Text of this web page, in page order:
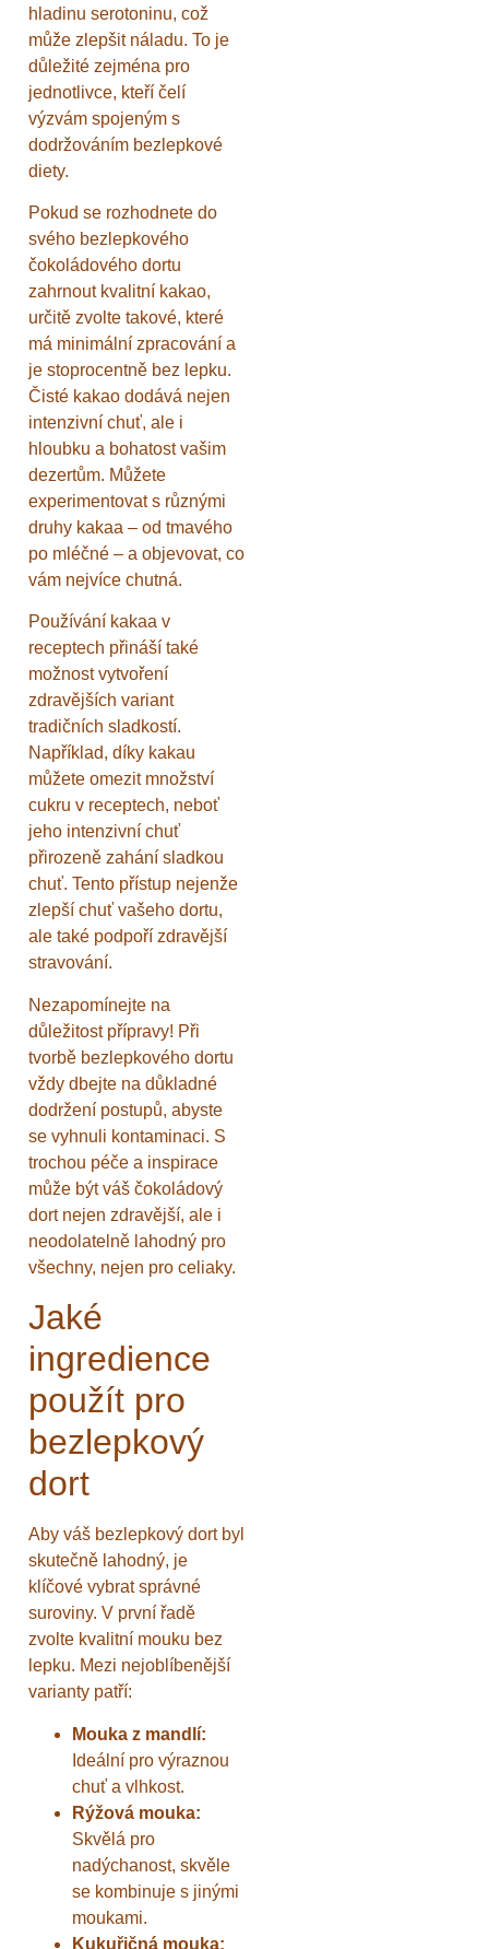
hladinu serotoninu, což
může zlepšit náladu. To je
důležité zejména pro
jednotlivce, kteří čelí
výzvám spojeným s
dodržováním bezlepkové
diety.
Pokud se rozhodnete do
svého bezlepkového
čokoládového dortu
zahrnout kvalitní kakao,
určitě zvolte takové, které
má minimální zpracování a
je stoprocentně bez lepku.
Čisté kakao dodává nejen
intenzivní chuť, ale i
hloubku a bohatost vašim
dezertům. Můžete
experimentovat s různými
druhy kakaa – od tmavého
po mléčné – a objevovat, co
vám nejvíce chutná.
Používání kakaa v
receptech přináší také
možnost vytvoření
zdravějších variant
tradičních sladkostí.
Například, díky kakau
můžete omezit množství
cukru v receptech, neboť
jeho intenzivní chuť
přirozeně zahání sladkou
chuť. Tento přístup nejenže
zlepší chuť vašeho dortu,
ale také podpoří zdravější
stravování.
Nezapomínejte na
důležitost přípravy! Při
tvorbě bezlepkového dortu
vždy dbejte na důkladné
dodržení postupů, abyste
se vyhnuli kontaminaci. S
trochou péče a inspirace
může být váš čokoládový
dort nejen zdravější, ale i
neodolatelně lahodný pro
všechny, nejen pro celiaky.
Jaké
ingredience
použít pro
bezlepkový
dort
Aby váš bezlepkový dort byl
skutečně lahodný, je
klíčové vybrat správné
suroviny. V první řadě
zvolte kvalitní mouku bez
lepku. Mezi nejoblíbenější
varianty patří:
Mouka z mandlí:
Ideální pro výraznou
chuť a vlhkost.
Rýžová mouka:
Skvělá pro
nadýchanost, skvěle
se kombinuje s jinými
moukami.
Kukuřičná mouka: